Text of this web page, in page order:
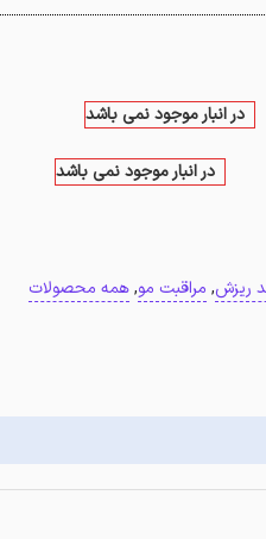
در انبار موجود نمی باشد
در انبار موجود نمی باشد
ریزش, مراقبت مو, همه محصولات